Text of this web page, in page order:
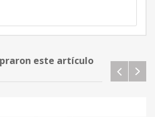
este artículo